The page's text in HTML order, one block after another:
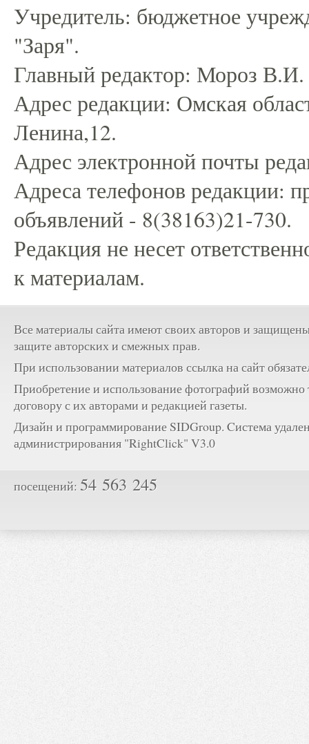
Учредитель: бюджетное
"Заря".
Главный редактор: Мороз В.И.
Адрес редакции: Омская
Ленина,12.
Адрес электронной почты
Адреса телефонов редакции:
объявлений - 8(38163)21-730.
Редакция не несет
к материалам.
Все материалы сайта имеют своих авторов и
защите авторских и смежных прав.
При использовании материалов ссылка на сайт
Приобретение и использование фотографий возможно
договору с их авторами и редакцией газеты.
Дизайн и программирование SIDGroup. Cистема
администрирования "RightClick" V3.0
посещений: 54 563 245